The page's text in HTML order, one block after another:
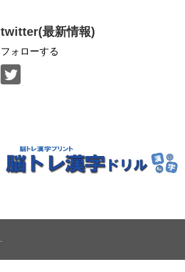
twitter(最新情報)
フォローする